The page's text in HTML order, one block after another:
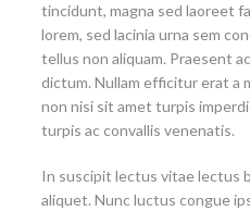
tincidunt, magna sed laoreet
lorem, sed lacinia urna sem
tellus non aliquam. Praesent
dictum. Nullam efficitur erat a
non nisi sit amet turpis
turpis ac convallis venenatis.
In suscipit lectus vitae lectus
aliquet. Nunc luctus congue